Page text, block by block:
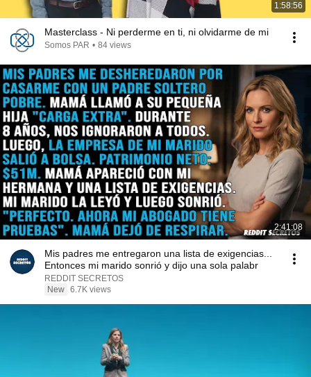
1:58:56
Masterclass - Ni perderme en ti, ni olvidarme de mi
Somos PAR • 84 views
2:41:08
Mis padres me entregaron una lista de exigencias...
Entonces mi marido sonrió y dijo una sola palabr
REDDIT SECRETOS
New 6.7K views